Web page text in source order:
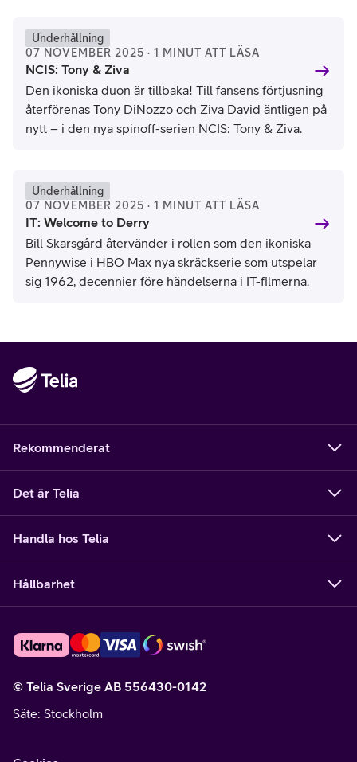
Underhållning
07 NOVEMBER 2025 · 1 MINUT ATT LÄSA
NCIS: Tony & Ziva
Den ikoniska duon är tillbaka! Till fansens förtjusning
återförenas Tony DiNozzo och Ziva David äntligen på
nytt – i den nya spinoff-serien NCIS: Tony & Ziva.
Underhållning
07 NOVEMBER 2025 · 1 MINUT ATT LÄSA
IT: Welcome to Derry
Bill Skarsgård återvänder i rollen som den ikoniska
Pennywise i HBO Max nya skräckserie som utspelar
sig 1962, decennier före händelserna i IT-filmerna.
Rekommenderat
Det är Telia
Handla hos Telia
Hållbarhet
© Telia Sverige AB 556430-0142
Säte: Stockholm